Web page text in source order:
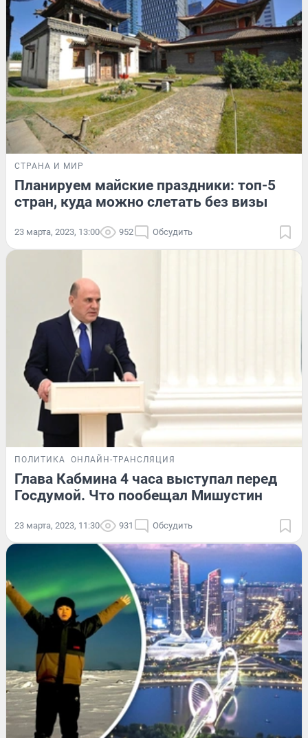
СТРАНА И МИР
Планируем майские праздники: топ-5
стран, куда можно слетать без визы
23 марта, 2023, 13:00 952 Обсудить
ПОЛИТИКА ОНЛАЙН-ТРАНСЛЯЦИЯ
Глава Кабмина 4 часа выступал перед
Госдумой. Что пообещал Мишустин
23 марта, 2023, 11:30 931 Обсудить